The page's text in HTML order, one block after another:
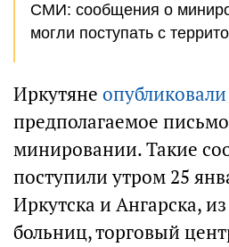
СМИ: сообщения о
могли поступать с
Иркутяне
предполагаемое
минировании. Такие
поступили утром 25
Иркутска и Ангарска,
больниц, торговый